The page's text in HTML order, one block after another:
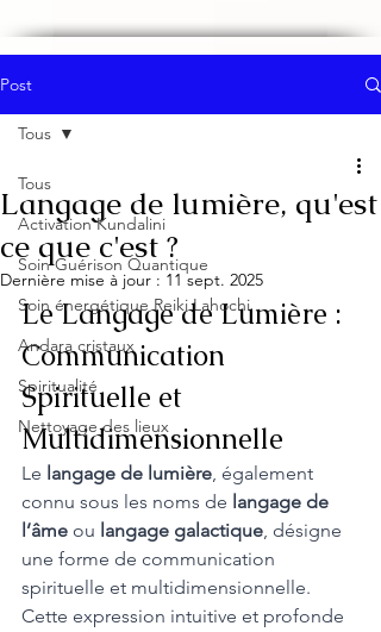
Post
Tous
Activation Kundalini
Soin Guérison Quantique
Soin énergétique Reiki Lahochi
Andara cristaux
Spiritualité
Nettoyage des lieux
Tous
Langage de lumière, qu'est
ce que c'est ?
Dernière mise à jour : 11 sept. 2025
Le Langage de Lumière :
Communication
Spirituelle et
Multidimensionnelle
Le langage de lumière, également
connu sous les noms de langage de
l’âme ou langage galactique, désigne
une forme de communication
spirituelle et multidimensionnelle.
Cette expression intuitive et profonde